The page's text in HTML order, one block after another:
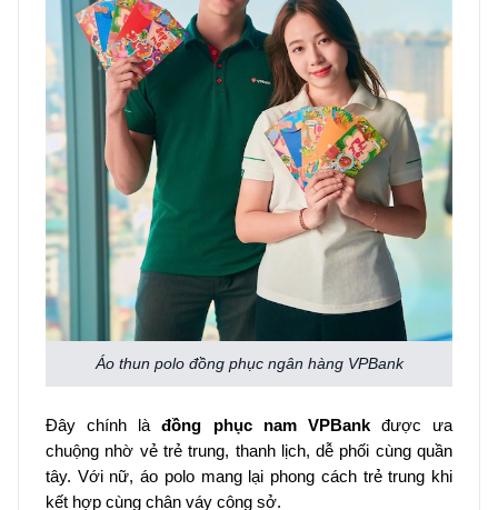
Áo thun polo đồng phục ngân hàng VPBank
Đây chính làđồng phục nam VPBankđược ưa
chuộng nhờ vẻ trẻ trung, thanh lịch, dễ phối cùng quần
tây. Với nữ, áo polo mang lại phong cách trẻ trung khi
kết hợp cùng chân váy công sở.